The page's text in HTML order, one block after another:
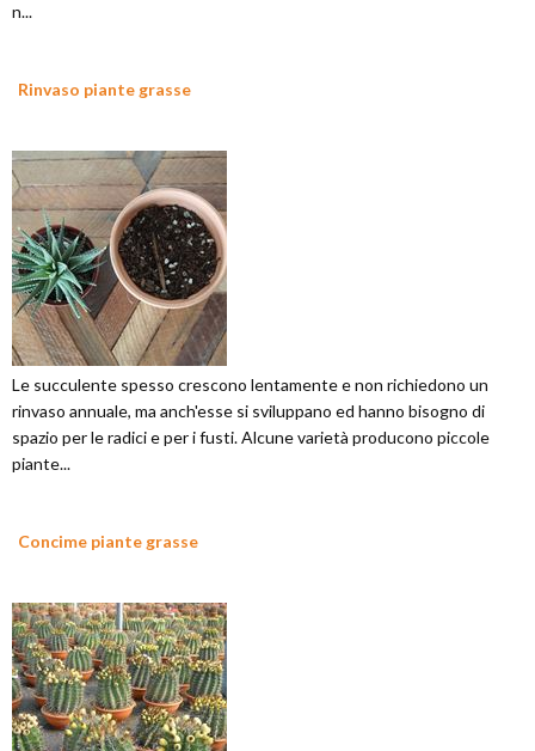
n...
Rinvaso piante grasse
Le succulente spesso crescono lentamente e non richiedono un
rinvaso annuale, ma anch'esse si sviluppano ed hanno bisogno di
spazio per le radici e per i fusti. Alcune varietà producono piccole
piante...
Concime piante grasse